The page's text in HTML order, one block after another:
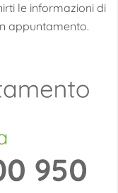
le informazioni di
appuntamento.